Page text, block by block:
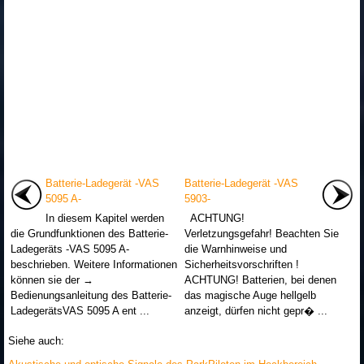
Batterie-Ladegerät -VAS
5095 A-
In diesem Kapitel werden
die Grundfunktionen des Batterie-
Ladegeräts -VAS 5095 A-
beschrieben. Weitere Informationen
können sie der →
Bedienungsanleitung des Batterie-
LadegerätsVAS 5095 A ent ...
Batterie-Ladegerät -VAS
5903-
ACHTUNG!
Verletzungsgefahr! Beachten Sie
die Warnhinweise und
Sicherheitsvorschriften !
ACHTUNG! Batterien, bei denen
das magische Auge hellgelb
anzeigt, dürfen nicht gepr� ...
Siehe auch: